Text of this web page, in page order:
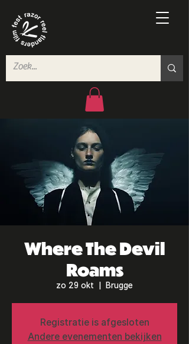
Where The Devil
Roams
zo 29 okt Brugge
Registratie is afgesloten
Andere evenementen bekijken